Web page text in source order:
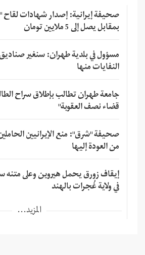
صحيفة إيرانية: إصدار شهادات لقاح
بمقابل يصل إلى 5 ملايين تومان
مسؤول في بلدية طهران: سنغير
النفايات منها
جامعة طهران تطالب بإطلاق سراح
قضاء نصف العقوبة"
صحيفة "شرق": منع الإيرانيين
من العودة إليها
إيقاف زورق يحمل هيروين وعلى متنه
في ولاية غُجرات بالهند
المزيد...